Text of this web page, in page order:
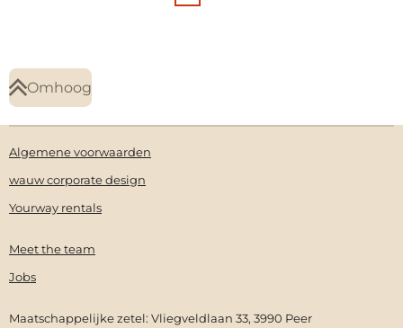
Omhoog
Algemene voorwaarden
wauw corporate design
Yourway rentals
Meet the team
Jobs
Maatschappelijke zetel: Vliegveldlaan 33, 3990 Peer